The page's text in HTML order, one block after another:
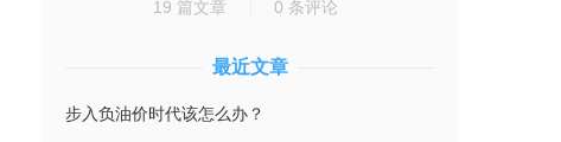
19 篇文章 0 条评论
最近文章
步入负油价时代该怎么办？